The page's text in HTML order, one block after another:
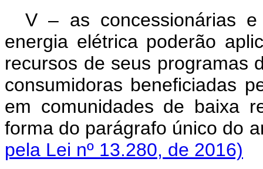
V – as concessionárias
energia elétrica poderão
recursos de seus programas
consumidoras beneficiadas
em comunidades de baixa
forma do parágrafo único do
pela Lei nº 13.280, de 2016)